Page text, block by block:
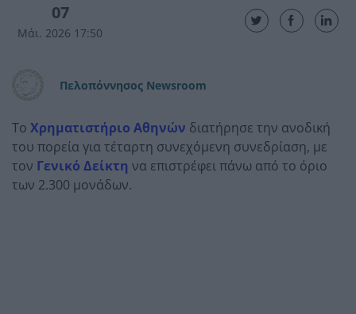
07
Μάι. 2026 17:50
Πελοπόννησος Newsroom
Το Χρηματιστήριο Αθηνών διατήρησε την ανοδική
του πορεία για τέταρτη συνεχόμενη συνεδρίαση, με
τον Γενικό Δείκτη να επιστρέφει πάνω από το όριο
των 2.300 μονάδων.